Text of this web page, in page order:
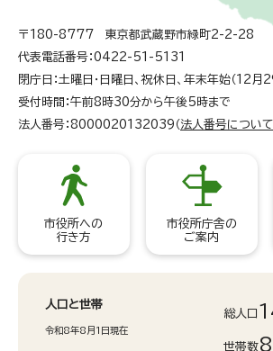
〒180-8777 東京都武蔵野市緑町2-2-28
代表電話番号：0422-51-5131
閉庁日：土曜日・日曜日、祝休日、年末年始（12
受付時間：午前8時30分から午後5時まで
法人番号：8000020132039（ 法人番号について
市役所への
行き方
市役所庁舎の
ご案内
人口と世帯
令和8年8月1日現在
総人口
世帯数